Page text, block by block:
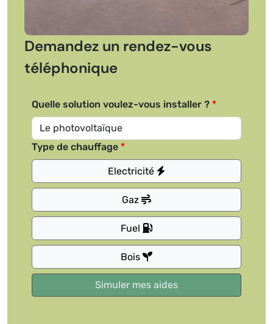
Demandez un rendez-vous
téléphonique
Quelle solution voulez-vous installer ?
Type de chauffage
Electricité
Gaz
Fuel
Bois